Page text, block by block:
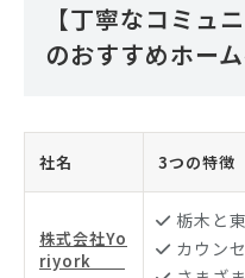
【丁寧なコミュ
のおすすめホー
社名 3つの特徴
株式会社Yo
riyork
栃木と
カウン